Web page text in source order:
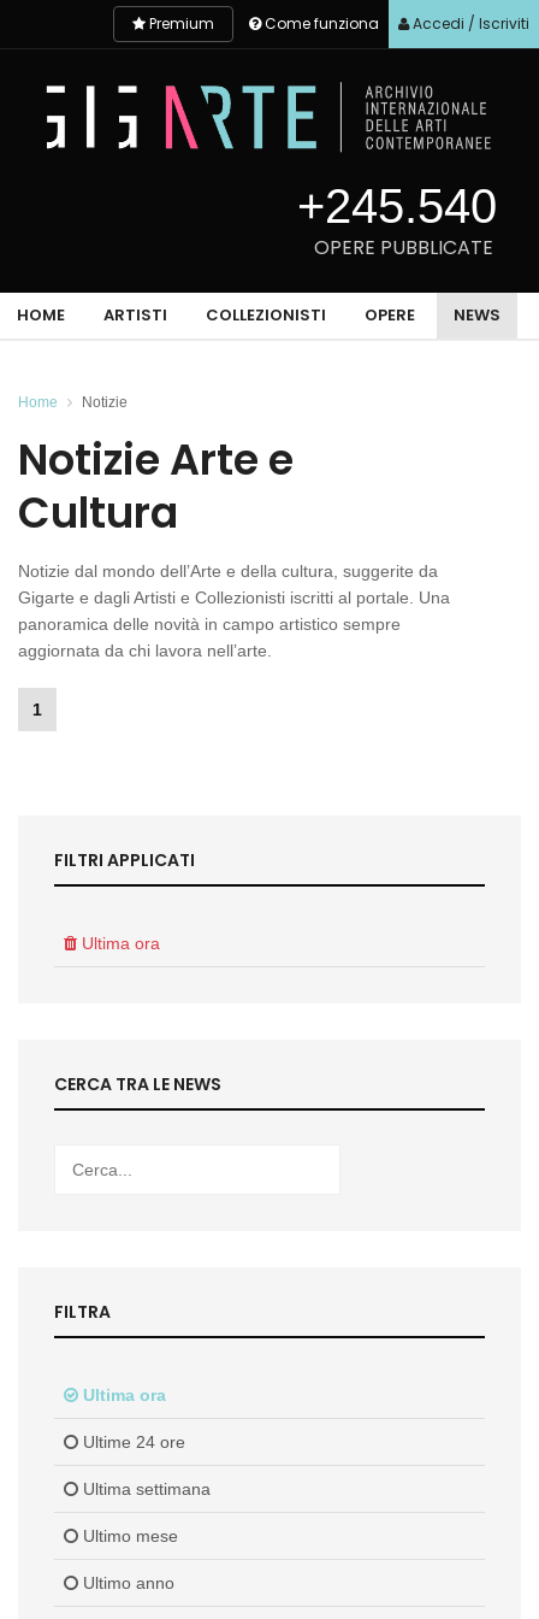
Accedi / Iscriviti
Come funziona
Premium
+245.540
OPERE PUBBLICATE
HOME ARTISTI COLLEZIONISTI OPERE NEWS
Home Notizie
Notizie Arte e
Cultura
Notizie dal mondo dell’Arte e della cultura, suggerite da
Gigarte e dagli Artisti e Collezionisti iscritti al portale. Una
panoramica delle novità in campo artistico sempre
aggiornata da chi lavora nell’arte.
1
FILTRI APPLICATI
Ultima ora
CERCA TRA LE NEWS
FILTRA
Ultima ora
Ultime 24 ore
Ultima settimana
Ultimo mese
Ultimo anno